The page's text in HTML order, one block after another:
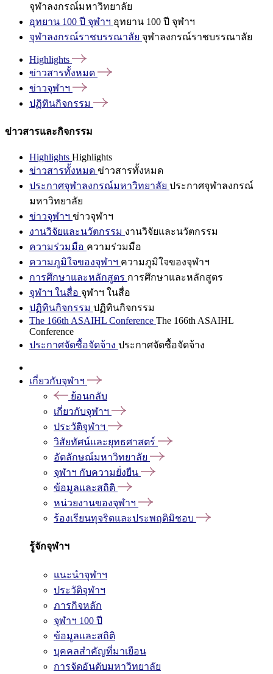
จุฬาลงกรณ์มหาวิทยาลัย
อุทยาน 100 ปี จุฬาฯ อุทยาน 100 ปี จุฬาฯ
จุฬาลงกรณ์ราชบรรณาลัย จุฬาลงกรณ์ราชบรรณาลัย
Highlights
ข่าวสารทั้งหมด
ข่าวจุฬาฯ
ปฏิทินกิจกรรม
ข่าวสารและกิจกรรม
Highlights Highlights
ข่าวสารทั้งหมด ข่าวสารทั้งหมด
ประกาศจุฬาลงกรณ์มหาวิทยาลัย ประกาศจุฬาลงกรณ์
มหาวิทยาลัย
ข่าวจุฬาฯ ข่าวจุฬาฯ
งานวิจัยและนวัตกรรม งานวิจัยและนวัตกรรม
ความร่วมมือ ความร่วมมือ
ความภูมิใจของจุฬาฯ ความภูมิใจของจุฬาฯ
การศึกษาและหลักสูตร การศึกษาและหลักสูตร
จุฬาฯ ในสื่อ จุฬาฯ ในสื่อ
ปฏิทินกิจกรรม ปฏิทินกิจกรรม
The 166th ASAIHL Conference The 166th ASAIHL
Conference
ประกาศจัดซื้อจัดจ้าง ประกาศจัดซื้อจัดจ้าง
เกี่ยวกับจุฬาฯ
ย้อนกลับ
เกี่ยวกับจุฬาฯ
ประวัติจุฬาฯ
วิสัยทัศน์และยุทธศาสตร์
อัตลักษณ์มหาวิทยาลัย
จุฬาฯ กับความยั่งยืน
ข้อมูลและสถิติ
หน่วยงานของจุฬาฯ
ร้องเรียนทุจริตและประพฤติมิชอบ
รู้จักจุฬาฯ
แนะนำจุฬาฯ
ประวัติจุฬาฯ
ภารกิจหลัก
จุฬาฯ 100 ปี
ข้อมูลและสถิติ
บุคคลสำคัญที่มาเยือน
การจัดอันดับมหาวิทยาลัย